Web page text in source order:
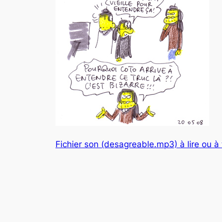
Fichier son (desagreable.mp3) à lire ou à